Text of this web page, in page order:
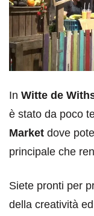
In Witte de
è stato da poco
Market dove
principale che
Siete pronti per
della creatività